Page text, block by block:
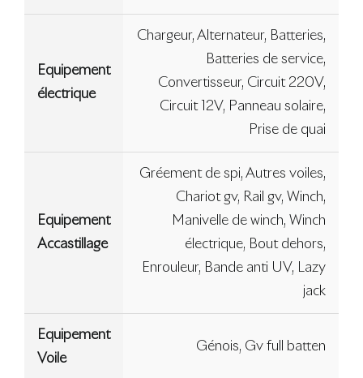
Equipement
électrique
Chargeur, Alternateur, Batteries,
Batteries de service,
Convertisseur, Circuit 220V,
Circuit 12V, Panneau solaire,
Prise de quai
Equipement
Accastillage
Gréement de spi, Autres voiles,
Chariot gv, Rail gv, Winch,
Manivelle de winch, Winch
électrique, Bout dehors,
Enrouleur, Bande anti UV, Lazy
jack
Equipement
Voile
Génois, Gv full batten